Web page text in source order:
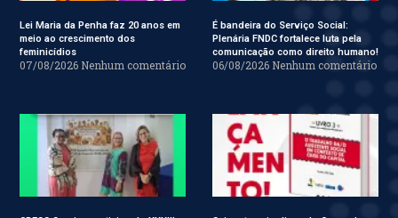
Lei Maria da Penha faz 20 anos em
meio ao crescimento dos
feminicídios
07/08/2026 Nenhum comentário
É bandeira do Serviço Social:
Plenária FNDC fortalece luta pela
comunicação como direito humano!
06/08/2026 Nenhum comentário